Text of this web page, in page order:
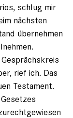
schlug mir
nächsten
übernehmen
rief ich. Das
Testament.